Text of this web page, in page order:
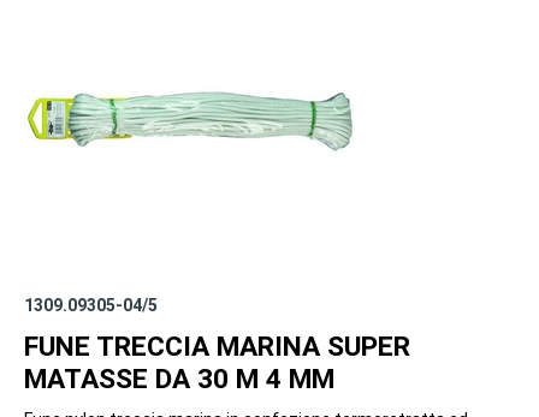
1309.09305-04/5
FUNE TRECCIA MARINA SUPER
MATASSE DA 30 M 4 MM